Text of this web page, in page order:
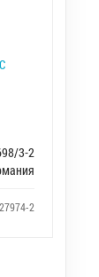
3-2
2